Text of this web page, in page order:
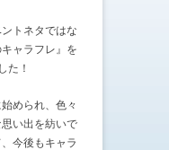
トネタではな
ャラフレ』を
た！
められ、色々
い出を紡いで
今後もキャラ